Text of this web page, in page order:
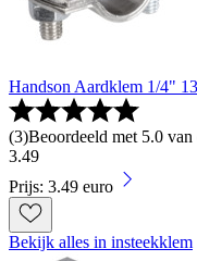
Handson Aardklem 1/4"
(3)Beoordeeld met 5.0
3.49
Prijs: 3.49 euro
Bekijk alles in insteekklem